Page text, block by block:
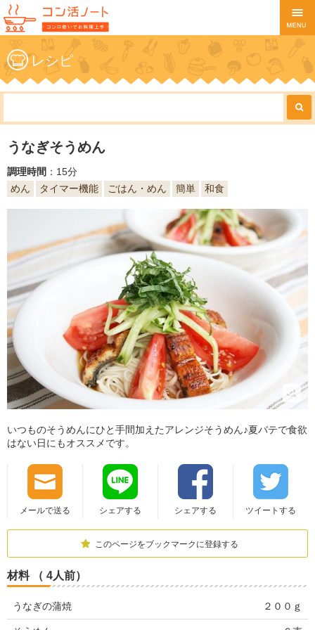
レシピ
うなぎそうめん
調理時間 ：15分
めん
タイマー機能 ごはん・めん 簡単 和食
いつものそうめんにひと手間加えたアレンジそうめん♪夏バテで食欲
はない日にもオススメです。
メールで送る シェアする シェアする ツイートする
このページをブックマークに登録する
材料 （ 4人前）
うなぎの蒲焼 ２００ｇ